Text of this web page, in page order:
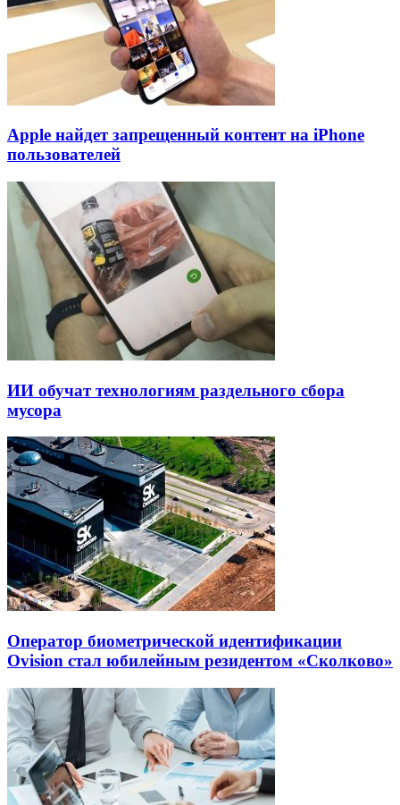
Apple найдет запрещенный контент на iPhone
пользователей
ИИ обучат технологиям раздельного сбора
мусора
Оператор биометрической идентификации
Ovision стал юбилейным резидентом «Сколково»